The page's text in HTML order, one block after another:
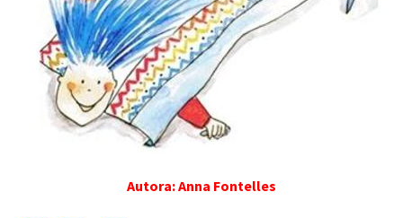
Autora: Anna Fontelles